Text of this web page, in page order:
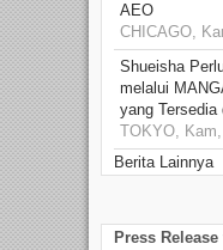
AEO
CHICAGO,
Shueisha
melalui
yang Tersedia
TOKYO,
Berita Lainnya
Press